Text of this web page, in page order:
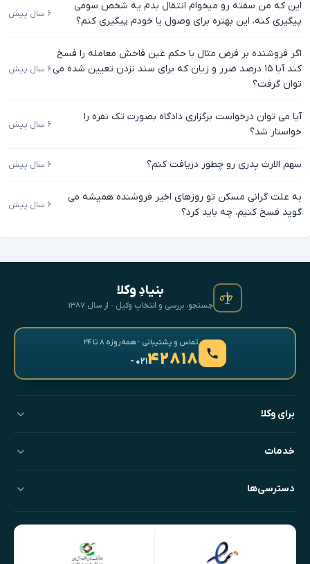
این که من سفته رو میخوام انتقال بدم یه شخص سومی
پیگیری کنه، این بهتره برای وصول یا خودم پیگیری کنم؟
۶ سال پیش
اگر فروشنده بر فرض مثال با حکم غبن فاحش معامله را فسخ
کند آیا ۱۵ درصد ضرر و زیان که برای سند نزدن تعیین شده می
توان گرفت؟
۶ سال پیش
آیا می توان درخواست برگزاری دادگاه بصورت تک نفره را
خواستار شد؟
۶ سال پیش
سهم الارث پدری رو چطور دریافت کنم؟ ۶ سال پیش
به علت گرانی مسکن تو روزهای اخیر فروشنده همیشه می
گوید فسخ کنیم، چه باید کرد؟
۶ سال پیش
بنیادِ وکلا
جستجو، بررسی و انتخابِ وکیل · از سال ۱۳۸۷
تماس و پشتیبانی · همه‌روزه ۸ تا ۲۴
۴۲۸۱۸- ۰۲۱
برای وکلا
خدمات
دسترسی‌ها